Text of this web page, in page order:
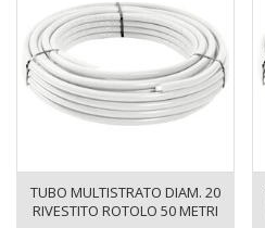
TUBO MULTISTRATO DIAM. 20
RIVESTITO ROTOLO 50 METRI